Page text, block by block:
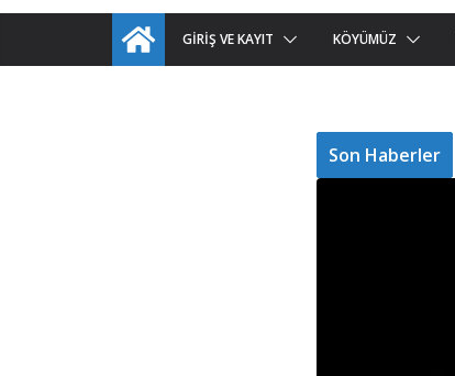
GIRIŞ VE KAYIT KÖYÜMÜZ
Son Haberler